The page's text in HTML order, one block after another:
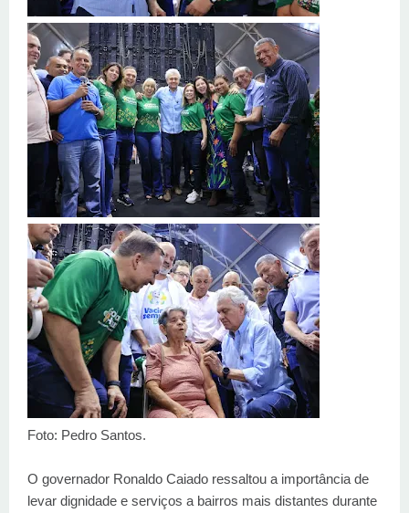
Foto: Pedro Santos.
O governador Ronaldo Caiado ressaltou a importância de
levar dignidade e serviços a bairros mais distantes durante